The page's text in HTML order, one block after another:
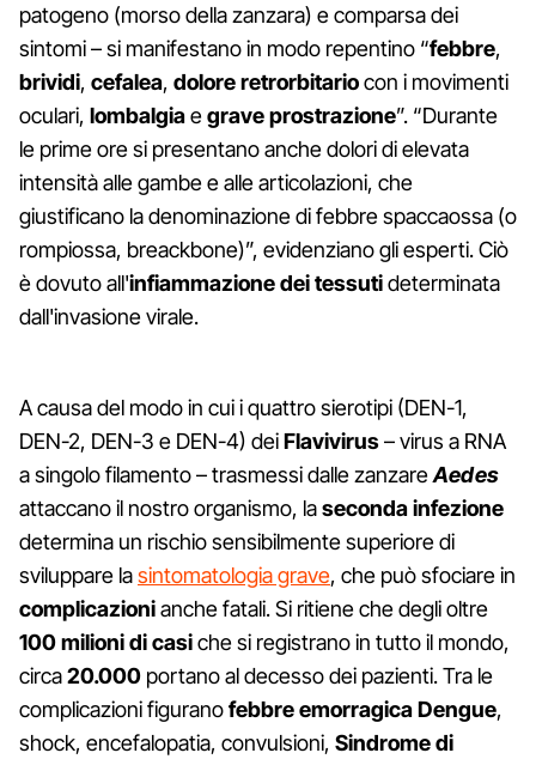
patogeno (morso della zanzara) e comparsa dei
sintomi – si manifestano in modo repentino “febbre,
brividi, cefalea, dolore retrorbitariocon i movimenti
oculari, lombalgiaegrave prostrazione”. “Durante
le prime ore si presentano anche dolori di elevata
intensità alle gambe e alle articolazioni, che
giustificano la denominazione di febbre spaccaossa (o
rompiossa, breackbone)”, evidenziano gli esperti. Ciò
è dovuto all'infiammazione dei tessutideterminata
dall'invasione virale.
A causa del modo in cui i quattro sierotipi (DEN-1,
DEN-2, DEN-3 e DEN-4) deiFlavivirus– virus a RNA
a singolo filamento – trasmessi dalle zanzareAedes
attaccano il nostro organismo, laseconda infezione
determina un rischio sensibilmente superiore di
sviluppare lasintomatologia grave, che può sfociare in
complicazionianche fatali. Si ritiene che degli oltre
100 milioni di casiche si registrano in tutto il mondo,
circa20.000 portano al decesso dei pazienti. Tra le
complicazioni figuranofebbre emorragica Dengue,
shock, encefalopatia, convulsioni, Sindrome di